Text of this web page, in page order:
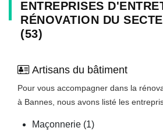
ENTREPRISES
RÉNOVATION DU
(53)
Artisans du bâtiment
Pour vous accompagner dans la
à Bannes, nous avons listé les
Maçonnerie (1)